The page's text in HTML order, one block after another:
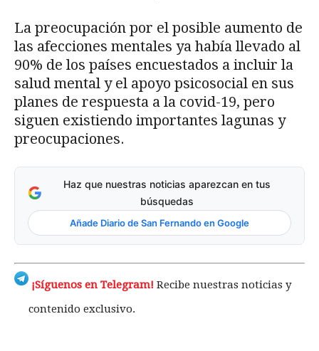
La preocupación por el posible aumento de
las afecciones mentales ya había llevado al
90% de los países encuestados a incluir la
salud mental y el apoyo psicosocial en sus
planes de respuesta a la covid-19, pero
siguen existiendo importantes lagunas y
preocupaciones.
Haz que nuestras noticias aparezcan en tus
búsquedas
Añade Diario de San Fernando en Google
¡Síguenos en Telegram! Recibe nuestras noticias y
contenido exclusivo.